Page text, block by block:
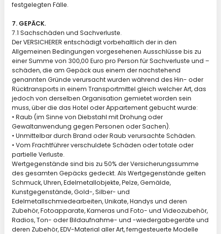
festgelegten Fälle.
7. GEPÄCK.
7.1 Sachschäden und Sachverluste.
Der VERSICHERER entschädigt vorbehaltlich der in den
Allgemeinen Bedingungen vorgesehenen Ausschlüsse bis zu
einer Summe von 300,00 Euro pro Person für Sachverluste und –
schäden, die am Gepäck aus einem der nachstehend
genannten Gründe verursacht wurden während des Hin- oder
Rücktransports in einem Transportmittel gleich welcher Art, das
jedoch von derselben Organisation gemietet worden sein
muss, über die das Hotel oder Appartement gebucht wurde:
• Raub (im Sinne von Diebstahl mit Drohung oder
Gewaltanwendung gegen Personen oder Sachen).
• Unmittelbar durch Brand oder Raub verursachte Schäden.
• Vom Frachtführer verschuldete Schäden oder totale oder
partielle Verluste.
Wertgegenstände sind bis zu 50% der Versicherungssumme
des gesamten Gepäcks gedeckt. Als Wertgegenstände gelten
Schmuck, Uhren, Edelmetallobjekte, Pelze, Gemälde,
Kunstgegenstände, Gold-, Silber- und
Edelmetallschmiedearbeiten, Unikate, Handys und deren
Zubehör, Fotoapparate, Kameras und Foto- und Videozubehör,
Radios, Ton- oder Bildaufnahme- und -wiedergabegeräte und
deren Zubehör, EDV-Material aller Art, ferngesteuerte Modelle